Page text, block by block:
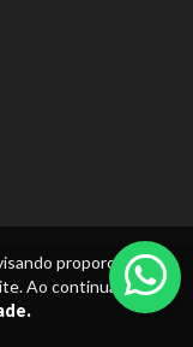
proporcionar
Ao continuar, você